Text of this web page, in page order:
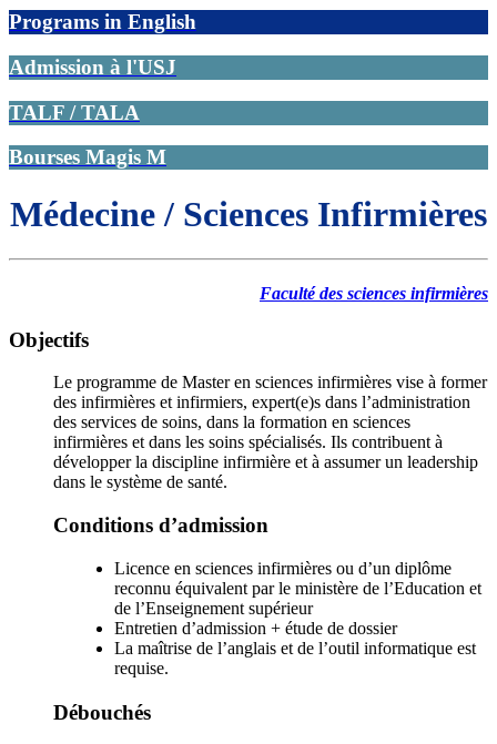
Programs in English
Admission à l'USJ
TALF / TALA
Bourses Magis M
Médecine / Sciences Infirmières
Faculté des sciences infirmières
Objectifs
Le programme de Master en sciences infirmières vise à former
des infirmières et infirmiers, expert(e)s dans l’administration
des services de soins, dans la formation en sciences
infirmières et dans les soins spécialisés. Ils contribuent à
développer la discipline infirmière et à assumer un leadership
dans le système de santé.
Conditions d’admission
Licence en sciences infirmières ou d’un diplôme
reconnu équivalent par le ministère de l’Education et
de l’Enseignement supérieur
Entretien d’admission + étude de dossier
La maîtrise de l’anglais et de l’outil informatique est
requise.
Débouchés